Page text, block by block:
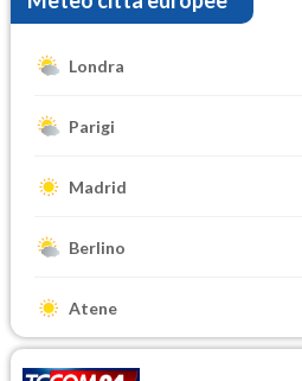
Londra
Parigi
Madrid
Berlino
Atene